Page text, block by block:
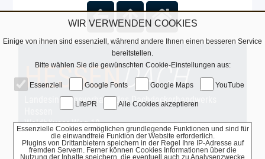
HESSENDACH
Landesinnungsverband des Dachdeckerhandwerks
Waldhäuser Weg 19
35781 Weilburg
WIR VERWENDEN COOKIES
Einige von ihnen sind essenziell, während andere Ihnen einen besseren Service
bereitstellen.
Bitte wählen Sie die gewünschten Cookie-Einstellungen aus:
Essenziell Google Fonts Google Maps YouTube
LifePR Alle Cookies akzeptieren
Essenzielle Cookies ermöglichen grundlegende Funktionen und sind für
die einwandfreie Funktion der Website erforderlich.
Plugins von Drittanbietern speichern in der Regel Ihre IP-Adresse auf
fremden Servern. Ferner können Cookies Informationen über die
Nutzung der Inhalte speichern, die eventuell auch zu Analysenzwecke